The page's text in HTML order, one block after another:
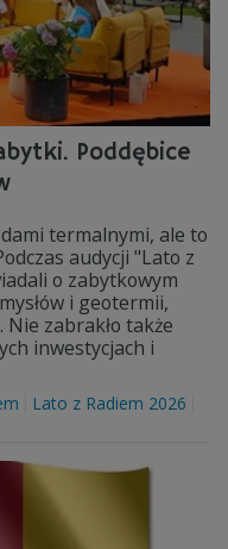
Poddębice
termalnymi, ale to
audycji "Lato z
o zabytkowym
i geotermii,
zabrakło także
inwestycjach i
Lato z Radiem 2026